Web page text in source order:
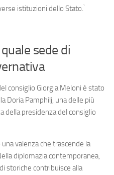
istituzioni dello Stato.¹
sede di
consiglio Giorgia Meloni è stato
Doria Pamphilj, una delle più
della presidenza del consiglio
valenza che trascende la
diplomazia contemporanea,
storiche contribuisce alla